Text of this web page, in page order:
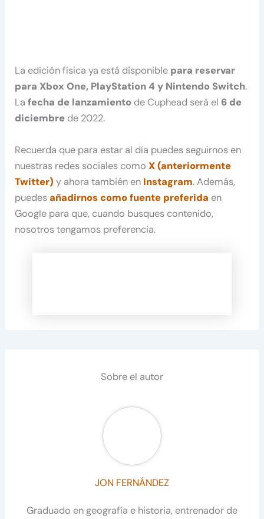
La edición física ya está disponible para reservar
para Xbox One, PlayStation 4 y Nintendo Switch.
Lafecha de lanzamiento de Cuphead será el 6 de
diciembre de 2022.
Recuerda que para estar al día puedes seguirnos en
nuestras redes sociales comoX (anteriormente
Twitter) y ahora también en Instagram. Además,
puedesañadirnos como fuente preferida en
Google para que, cuando busques contenido,
nosotros tengamos preferencia.
Sobre el autor
JON FERNÁNDEZ
Graduado en geografía e historia, entrenador de